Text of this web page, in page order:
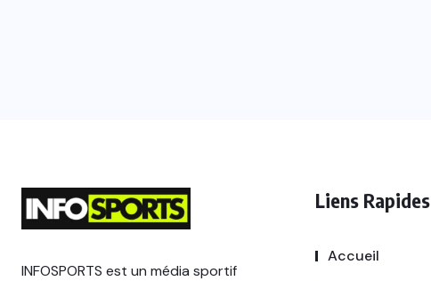
INFOSPORTS est un média sportif
Liens Rapides
Accueil